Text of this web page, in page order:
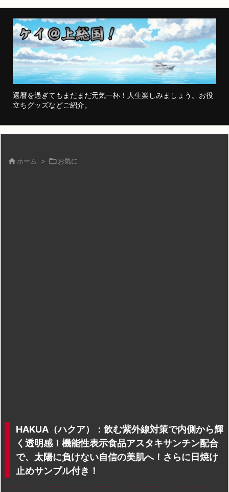
還暦を過ぎてもまだまだ元気一杯！人生楽しみましょう。お役
立ちグッズなどご紹介。
 ホーム > お気に
HAKUA（ハクア）：飲む紫外線対策で内側から輝
く透明感！機能性表示食品アスタキサンチン配合
で、太陽に負けない自信の美肌へ！さらに日焼け
止めサンプル付き！